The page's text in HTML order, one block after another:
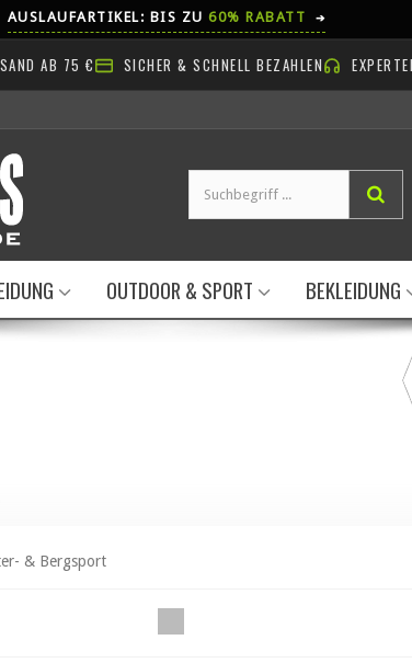
AUSLAUFARTIKEL: BIS ZU60% RABATT ➔
AB 75 € SICHER & SCHNELL BEZAHLEN
OUTDOOR & SPORT BEKLEIDUNG
& Bergsport